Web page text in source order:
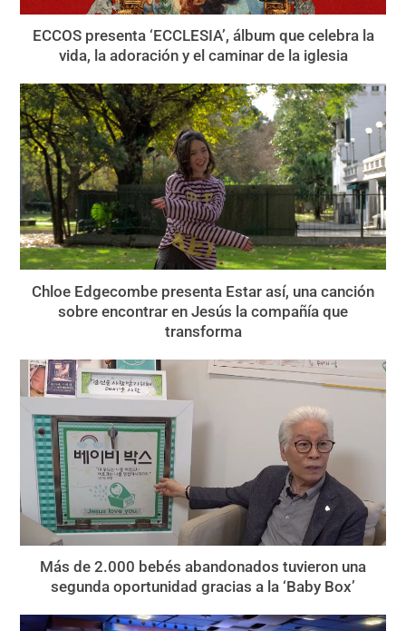
ECCOS presenta ‘ECCLESIA’, álbum que celebra la
vida, la adoración y el caminar de la iglesia
Chloe Edgecombe presenta Estar así, una canción
sobre encontrar en Jesús la compañía que
transforma
Más de 2.000 bebés abandonados tuvieron una
segunda oportunidad gracias a la ‘Baby Box’